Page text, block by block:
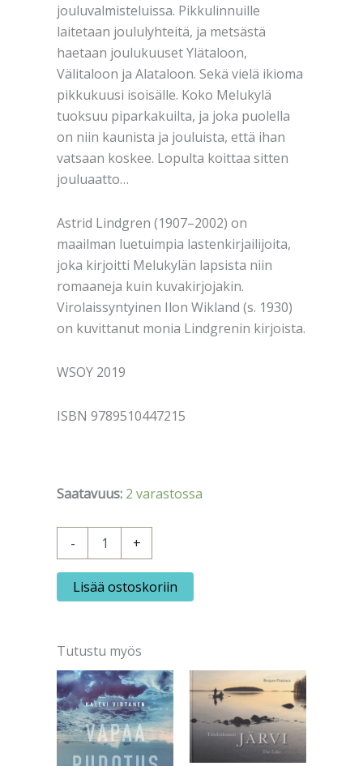
jouluvalmisteluissa. Pikkulinnuille
laitetaan joululyhteitä, ja metsästä
haetaan joulukuuset Ylätaloon,
Välitaloon ja Alataloon. Sekä vielä ikioma
pikkukuusi isoisälle. Koko Melukylä
tuoksuu piparkakuilta, ja joka puolella
on niin kaunista ja jouluista, että ihan
vatsaan koskee. Lopulta koittaa sitten
jouluaatto…
Astrid Lindgren (1907–2002) on
maailman luetuimpia lastenkirjailijoita,
joka kirjoitti Melukylän lapsista niin
romaaneja kuin kuvakirjojakin.
Virolaissyntyinen Ilon Wikland (s. 1930)
on kuvittanut monia Lindgrenin kirjoista.
WSOY 2019
ISBN 9789510447215
Saatavuus: 2 varastossa
-
Astrid:
joulu
määrä
+
Lisää ostoskoriin
Tutustu myös